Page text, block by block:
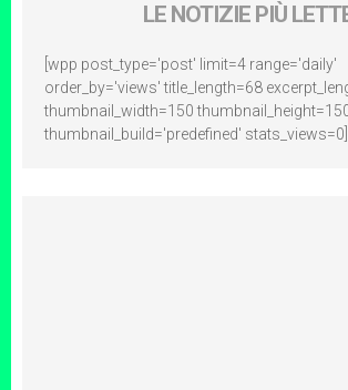
LE NOTIZIE PIÙ
[wpp post_type='post' limit=4 range='daily'
order_by='views' title_length=68
thumbnail_width=150
thumbnail_build='predefined' stats_views=0]